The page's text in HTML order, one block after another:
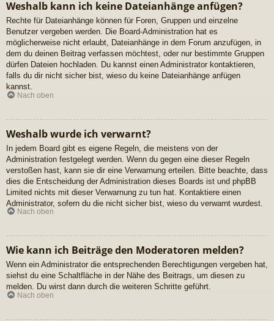
Weshalb kann ich keine Dateianhänge anfügen?
Rechte für Dateianhänge können für Foren, Gruppen und einzelne
Benutzer vergeben werden. Die Board-Administration hat es
möglicherweise nicht erlaubt, Dateianhänge in dem Forum anzufügen, in
dem du deinen Beitrag verfassen möchtest, oder nur bestimmte Gruppen
dürfen Dateien hochladen. Du kannst einen Administrator kontaktieren,
falls du dir nicht sicher bist, wieso du keine Dateianhänge anfügen
kannst.
Nach oben
Weshalb wurde ich verwarnt?
In jedem Board gibt es eigene Regeln, die meistens von der
Administration festgelegt werden. Wenn du gegen eine dieser Regeln
verstoßen hast, kann sie dir eine Verwarnung erteilen. Bitte beachte, dass
dies die Entscheidung der Administration dieses Boards ist und phpBB
Limited nichts mit dieser Verwarnung zu tun hat. Kontaktiere einen
Administrator, sofern du die nicht sicher bist, wieso du verwarnt wurdest.
Nach oben
Wie kann ich Beiträge den Moderatoren melden?
Wenn ein Administrator die entsprechenden Berechtigungen vergeben hat,
siehst du eine Schaltfläche in der Nähe des Beitrags, um diesen zu
melden. Du wirst dann durch die weiteren Schritte geführt.
Nach oben